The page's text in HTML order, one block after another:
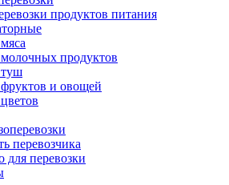
продуктов питания
продуктов
туш
и овощей
перевозчика
для перевозки